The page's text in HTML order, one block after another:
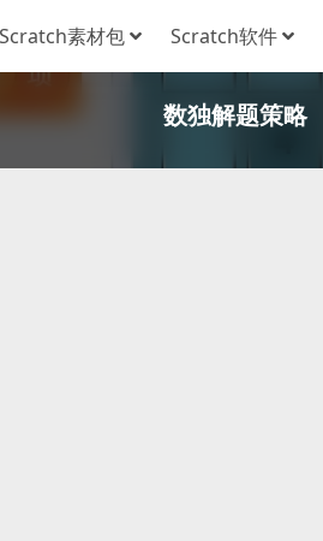
Scratch素材包 Scratch软件
数独解题策略